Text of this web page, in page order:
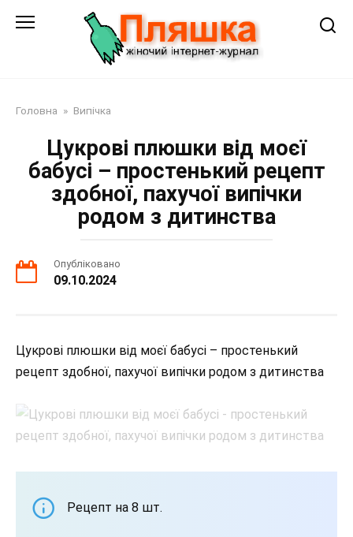
Головна » Випічка
Цукрові плюшки від моєї
бабусі – простенький рецепт
здобної, пахучої випічки
родом з дитинства
Опубліковано
09.10.2024
Цукрові плюшки від моєї бабусі – простенький
рецепт здобної, пахучої випічки родом з дитинства
Рецепт на 8 шт.